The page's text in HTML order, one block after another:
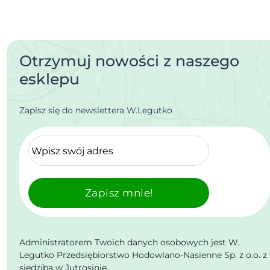
Otrzymuj nowości z naszego
esklepu
Zapisz się do newslettera W.Legutko
Zapisz mnie!
Administratorem Twoich danych osobowych jest W.
Legutko Przedsiębiorstwo Hodowlano-Nasienne Sp. z o.o. z
siedzibą w Jutrosinie.